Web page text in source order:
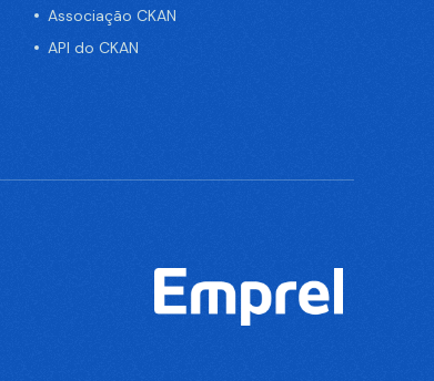
Associação CKAN
API do CKAN